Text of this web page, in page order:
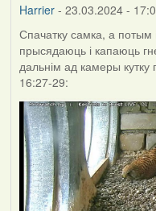
Harrier- 23.03.2024 -
Спачатку самка, а потым
прысядаюць і капаюць
дальнім ад камеры
16:27-29: